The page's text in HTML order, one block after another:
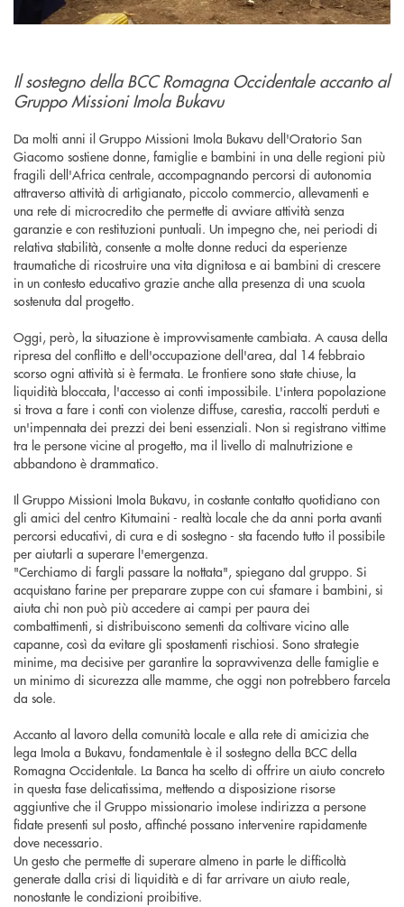
Il sostegno della BCC Romagna Occidentale accanto al
Gruppo Missioni Imola Bukavu
Da molti anni il Gruppo Missioni Imola Bukavu dell'Oratorio San
Giacomo sostiene donne, famiglie e bambini in una delle regioni più
fragili dell'Africa centrale, accompagnando percorsi di autonomia
attraverso attività di artigianato, piccolo commercio, allevamenti e
una rete di microcredito che permette di avviare attività senza
garanzie e con restituzioni puntuali. Un impegno che, nei periodi di
relativa stabilità, consente a molte donne reduci da esperienze
traumatiche di ricostruire una vita dignitosa e ai bambini di crescere
in un contesto educativo grazie anche alla presenza di una scuola
sostenuta dal progetto.
Oggi, però, la situazione è improvvisamente cambiata. A causa della
ripresa del conflitto e dell'occupazione dell'area, dal 14 febbraio
scorso ogni attività si è fermata. Le frontiere sono state chiuse, la
liquidità bloccata, l'accesso ai conti impossibile. L'intera popolazione
si trova a fare i conti con violenze diffuse, carestia, raccolti perduti e
un'impennata dei prezzi dei beni essenziali. Non si registrano vittime
tra le persone vicine al progetto, ma il livello di malnutrizione e
abbandono è drammatico.
Il Gruppo Missioni Imola Bukavu, in costante contatto quotidiano con
gli amici del centro Kitumaini - realtà locale che da anni porta avanti
percorsi educativi, di cura e di sostegno - sta facendo tutto il possibile
per aiutarli a superare l'emergenza.
"Cerchiamo di fargli passare la nottata", spiegano dal gruppo. Si
acquistano farine per preparare zuppe con cui sfamare i bambini, si
aiuta chi non può più accedere ai campi per paura dei
combattimenti, si distribuiscono sementi da coltivare vicino alle
capanne, così da evitare gli spostamenti rischiosi. Sono strategie
minime, ma decisive per garantire la sopravvivenza delle famiglie e
un minimo di sicurezza alle mamme, che oggi non potrebbero farcela
da sole.
Accanto al lavoro della comunità locale e alla rete di amicizia che
lega Imola a Bukavu, fondamentale è il sostegno della BCC della
Romagna Occidentale. La Banca ha scelto di offrire un aiuto concreto
in questa fase delicatissima, mettendo a disposizione risorse
aggiuntive che il Gruppo missionario imolese indirizza a persone
fidate presenti sul posto, affinché possano intervenire rapidamente
dove necessario.
Un gesto che permette di superare almeno in parte le difficoltà
generate dalla crisi di liquidità e di far arrivare un aiuto reale,
nonostante le condizioni proibitive.